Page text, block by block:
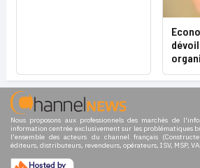
Nous proposons aux professionnels des marchés de
information centrée exclusivement sur les problématiques
l'ensemble des acteurs du channel français
éditeurs, distributeurs, revendeurs, opérateurs, ISV, MSP,